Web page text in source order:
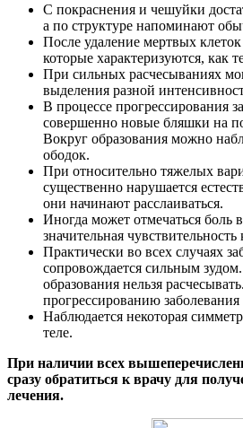
С покраснения и чешуйки
а по структуре напоминают
После удаление мертвых
которые характеризуются, как
При сильных расчесываниях
выделения разной
В процессе прогрессирования
совершенно новые бляшки на
Вокруг образования можно
ободок.
При относительно тяжелых
существенно нарушается
они начинают расслаиваться.
Иногда может отмечаться боль
значительная
Практически во всех случаях
сопровождается сильным
образования нельзя
прогрессированию
Наблюдается некоторая
теле.
При наличии всех
сразу обратиться к врачу для
лечения.